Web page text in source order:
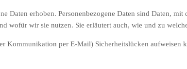
Daten erhoben. Personenbezogene Daten sind Daten,
wofür wir sie nutzen. Sie erläutert auch, wie und zu
Kommunikation per E-Mail) Sicherheitslücken